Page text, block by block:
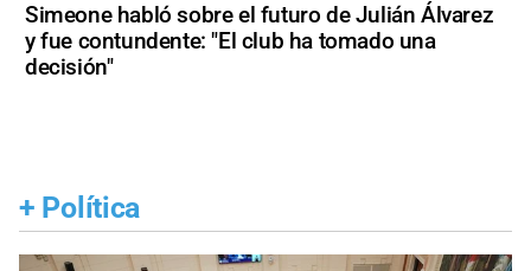
Simeone habló sobre el futuro de Julián Álvarez
y fue contundente: "El club ha tomado una
decisión"
+ Política